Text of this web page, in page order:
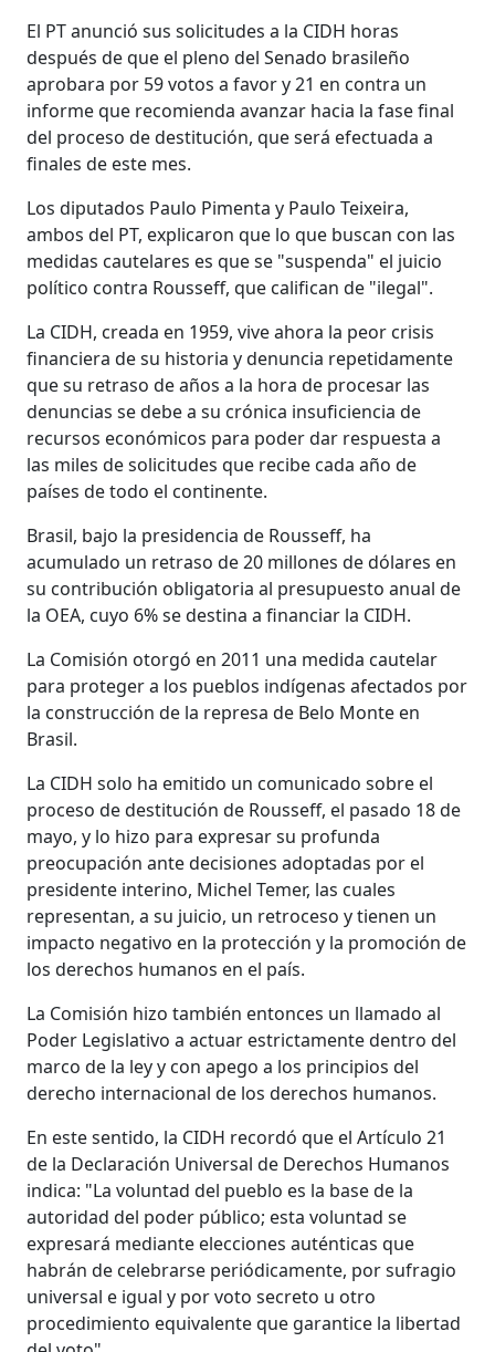
El PT anunció sus solicitudes a la CIDH horas
después de que el pleno del Senado brasileño
aprobara por 59 votos a favor y 21 en contra un
informe que recomienda avanzar hacia la fase final
del proceso de destitución, que será efectuada a
finales de este mes.
Los diputados Paulo Pimenta y Paulo Teixeira,
ambos del PT, explicaron que lo que buscan con las
medidas cautelares es que se "suspenda" el juicio
político contra Rousseff, que califican de "ilegal".
La CIDH, creada en 1959, vive ahora la peor crisis
financiera de su historia y denuncia repetidamente
que su retraso de años a la hora de procesar las
denuncias se debe a su crónica insuficiencia de
recursos económicos para poder dar respuesta a
las miles de solicitudes que recibe cada año de
países de todo el continente.
Brasil, bajo la presidencia de Rousseff, ha
acumulado un retraso de 20 millones de dólares en
su contribución obligatoria al presupuesto anual de
la OEA, cuyo 6% se destina a financiar la CIDH.
La Comisión otorgó en 2011 una medida cautelar
para proteger a los pueblos indígenas afectados por
la construcción de la represa de Belo Monte en
Brasil.
La CIDH solo ha emitido un comunicado sobre el
proceso de destitución de Rousseff, el pasado 18 de
mayo, y lo hizo para expresar su profunda
preocupación ante decisiones adoptadas por el
presidente interino, Michel Temer, las cuales
representan, a su juicio, un retroceso y tienen un
impacto negativo en la protección y la promoción de
los derechos humanos en el país.
La Comisión hizo también entonces un llamado al
Poder Legislativo a actuar estrictamente dentro del
marco de la ley y con apego a los principios del
derecho internacional de los derechos humanos.
En este sentido, la CIDH recordó que el Artículo 21
de la Declaración Universal de Derechos Humanos
indica: "La voluntad del pueblo es la base de la
autoridad del poder público; esta voluntad se
expresará mediante elecciones auténticas que
habrán de celebrarse periódicamente, por sufragio
universal e igual y por voto secreto u otro
procedimiento equivalente que garantice la libertad